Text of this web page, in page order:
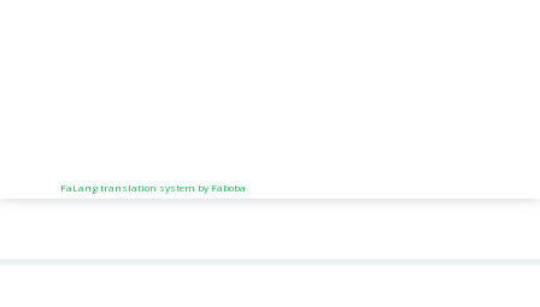
FaLang translation system by Faboba